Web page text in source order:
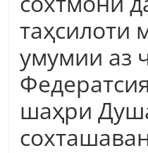
таҳсилоти
умумии аз
шаҳри